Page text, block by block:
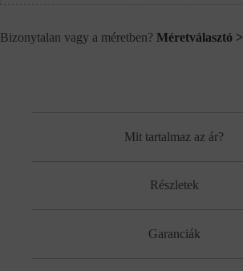
Bizonytalan vagy a méretben? Méretválasztó >
Mit tartalmaz az ár?
Részletek
Garanciák